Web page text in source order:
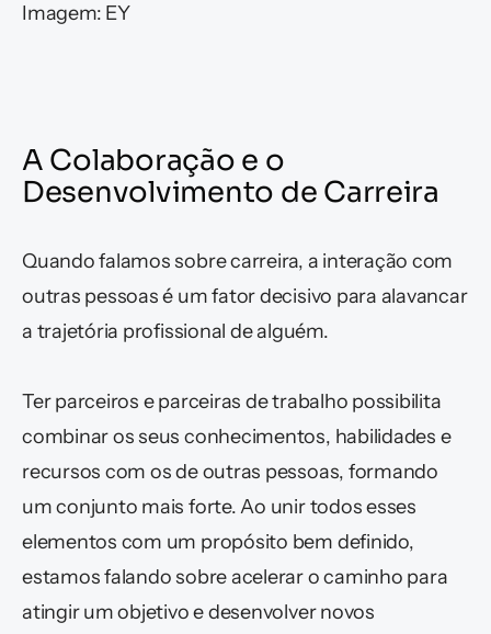
Imagem: EY
A Colaboração e o
Desenvolvimento de Carreira
Quando falamos sobre carreira, a interação com
outras pessoas é um fator decisivo para alavancar
a trajetória profissional de alguém.
Ter parceiros e parceiras de trabalho possibilita
combinar os seus conhecimentos, habilidades e
recursos com os de outras pessoas, formando
um conjunto mais forte. Ao unir todos esses
elementos com um propósito bem definido,
estamos falando sobre acelerar o caminho para
atingir um objetivo e desenvolver novos